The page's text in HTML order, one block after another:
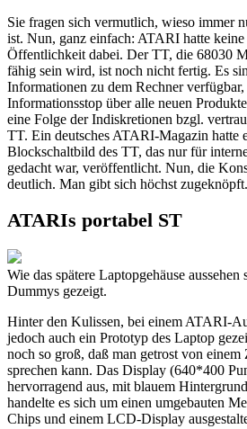
Sie fragen sich vermutlich, wieso immer
ist. Nun, ganz einfach: ATARI hatte
Öffentlichkeit dabei. Der TT, die 68030
fähig sein wird, ist noch nicht fertig. Es
Informationen zu dem Rechner
Informationsstop über alle neuen
eine Folge der Indiskretionen bzgl.
TT. Ein deutsches ATARI-Magazin hatte
Blockschaltbild des TT, das nur für
gedacht war, veröffentlicht. Nun, die
deutlich. Man gibt sich höchst zugeknöpft.
ATARIs portabel ST
Wie das spätere Laptopgehäuse
Dummys gezeigt.
Hinter den Kulissen, bei einem ATARI-
jedoch auch ein Prototyp des Laptop
noch so groß, daß man getrost von
sprechen kann. Das Display (640*400
hervorragend aus, mit blauem
handelte es sich um einen umgebauten
Chips und einem LCD-Display